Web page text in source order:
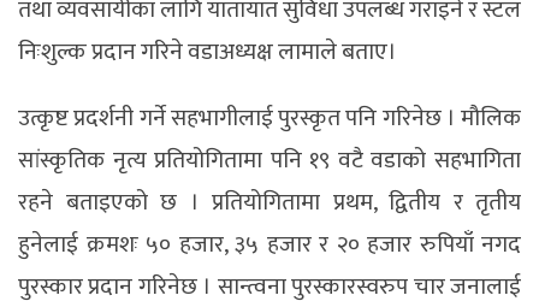
तथा व्यवसायीका लागि यातायात सुविधा उपलब्ध गराइने र स्टल
निःशुल्क प्रदान गरिने वडाअध्यक्ष लामाले बताए।
उत्कृष्ट प्रदर्शनी गर्ने सहभागीलाई पुरस्कृत पनि गरिनेछ । मौलिक
सांस्कृतिक नृत्य प्रतियोगितामा पनि १९ वटै वडाको सहभागिता
रहने बताइएको छ । प्रतियोगितामा प्रथम, द्वितीय र तृतीय
हुनेलाई क्रमशः ५० हजार, ३५ हजार र २० हजार रुपियाँ नगद
पुरस्कार प्रदान गरिनेछ । सान्त्वना पुरस्कारस्वरुप चार जनालाई